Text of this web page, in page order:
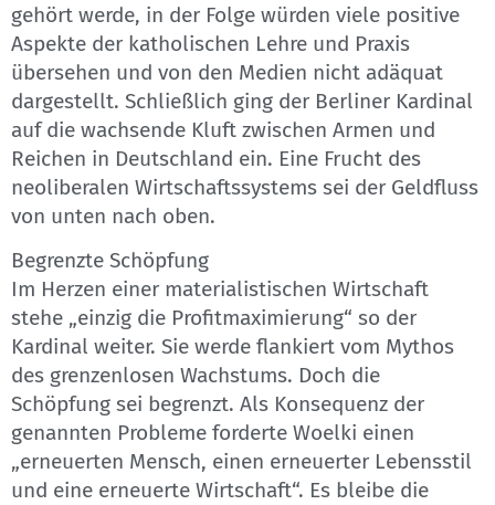
gehört werde, in der Folge würden viele positive
Aspekte der katholischen Lehre und Praxis
übersehen und von den Medien nicht adäquat
dargestellt. Schließlich ging der Berliner Kardinal
auf die wachsende Kluft zwischen Armen und
Reichen in Deutschland ein. Eine Frucht des
neoliberalen Wirtschaftssystems sei der Geldfluss
von unten nach oben.
Begrenzte Schöpfung
Im Herzen einer materialistischen Wirtschaft
stehe „einzig die Profitmaximierung“ so der
Kardinal weiter. Sie werde flankiert vom Mythos
des grenzenlosen Wachstums. Doch die
Schöpfung sei begrenzt. Als Konsequenz der
genannten Probleme forderte Woelki einen
„erneuerten Mensch, einen erneuerter Lebensstil
und eine erneuerte Wirtschaft“. Es bleibe die